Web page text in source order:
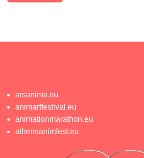
arsanima.eu
animartfestival.eu
animationmarathon.eu
athensanimfest.eu